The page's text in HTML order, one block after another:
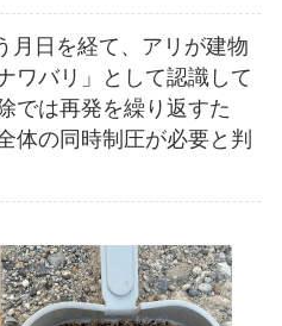
月日を経て、アリが建物
ワバリ」として認識して
では再発を繰り返すた
体の同時制圧が必要と判